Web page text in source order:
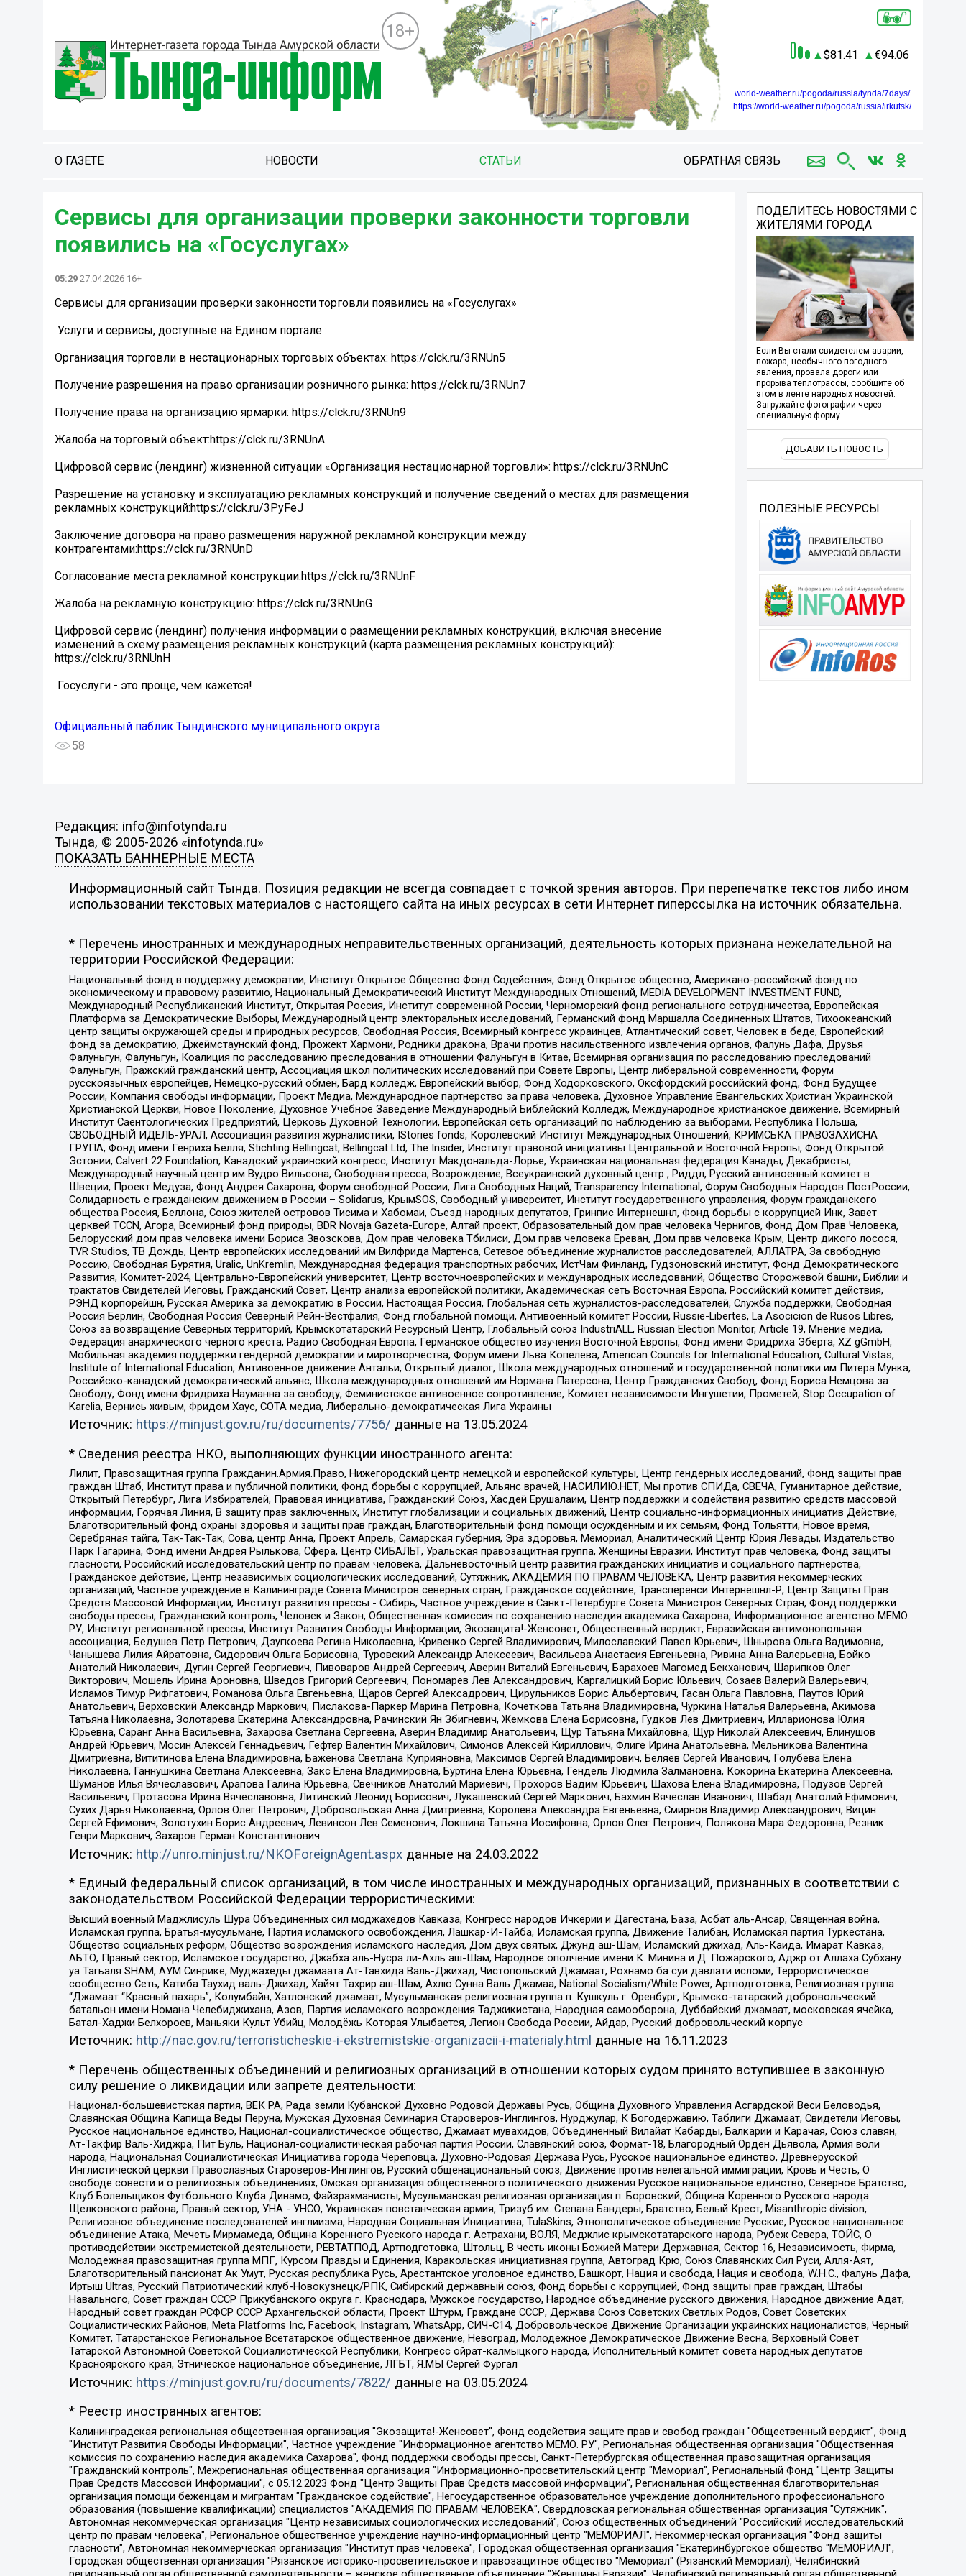
18+
81.41 94.06
world-weather.ru/pogoda/russia/tynda/7days/
https://world-weather.ru/pogoda/russia/irkutsk/
О ГАЗЕТЕ НОВОСТИ СТАТЬИ ОБРАТНАЯ СВЯЗЬ
Сервисы для организации проверки законности торговли
появились на «Госуслугах»
05:29 27.04.2026 16+
Сервисы для организации проверки законности торговли появились на «Госуслугах»
️ Услуги и сервисы, доступные на Едином портале :
Организация торговли в нестационарных торговых объектах: https://clck.ru/3RNUn5
Получение разрешения на право организации розничного рынка: https://clck.ru/3RNUn7
Получение права на организацию ярмарки: https://clck.ru/3RNUn9
Жалоба на торговый объект:https://clck.ru/3RNUnA
Цифровой сервис (лендинг) жизненной ситуации «Организация нестационарной торговли»: https://clck.ru/3RNUnC
Разрешение на установку и эксплуатацию рекламных конструкций и получение сведений о местах для размещения
рекламных конструкций:https://clck.ru/3PyFeJ
Заключение договора на право размещения наружной рекламной конструкции между
контрагентами:https://clck.ru/3RNUnD
Согласование места рекламной конструкции:https://clck.ru/3RNUnF
Жалоба на рекламную конструкцию: https://clck.ru/3RNUnG
Цифровой сервис (лендинг) получения информации о размещении рекламных конструкций, включая внесение
изменений в схему размещения рекламных конструкций (карта размещения рекламных конструкций):
https://clck.ru/3RNUnH
️ Госуслуги - это проще, чем кажется!
Официальный паблик Тындинского муниципального округа
58
ПОДЕЛИТЕСЬ НОВОСТЯМИ С
ЖИТЕЛЯМИ ГОРОДА
Если Вы стали свидетелем аварии,
пожара, необычного погодного
явления, провала дороги или
прорыва теплотрассы, сообщите об
этом в ленте народных новостей.
Загружайте фотографии через
специальную форму.
ДОБАВИТЬ НОВОСТЬ
ПОЛЕЗНЫЕ РЕСУРСЫ
Редакция: info@infotynda.ru
Тында, © 2005-2026 «infotynda.ru»
ПОКАЗАТЬ БАННЕРНЫЕ МЕСТА
Информационный сайт Тында. Позиция редакции не всегда совпадает с точкой зрения авторов. При перепечатке текстов либо ином
использовании текстовых материалов с настоящего сайта на иных ресурсах в сети Интернет гиперссылка на источник обязательна.
* Перечень иностранных и международных неправительственных организаций, деятельность которых признана нежелательной на
территории Российской Федерации:
Национальный фонд в поддержку демократии, Институт Открытое Общество Фонд Содействия, Фонд Открытое общество, Американо-российский фонд по
экономическому и правовому развитию, Национальный Демократический Институт Международных Отношений, MEDIA DEVELOPMENT INVESTMENT FUND,
Международный Республиканский Институт, Открытая Россия, Институт современной России, Черноморский фонд регионального сотрудничества, Европейская
Платформа за Демократические Выборы, Международный центр электоральных исследований, Германский фонд Маршалла Соединенных Штатов, Тихоокеанский
центр защиты окружающей среды и природных ресурсов, Свободная Россия, Всемирный конгресс украинцев, Атлантический совет, Человек в беде, Европейский
фонд за демократию, Джеймстаунский фонд, Прожект Хармони, Родники дракона, Врачи против насильственного извлечения органов, Фалунь Дафа, Друзья
Фалуньгун, Фалуньгун, Коалиция по расследованию преследования в отношении Фалуньгун в Китае, Всемирная организация по расследованию преследований
Фалуньгун, Пражский гражданский центр, Ассоциация школ политических исследований при Совете Европы, Центр либеральной современности, Форум
русскоязычных европейцев, Немецко-русский обмен, Бард колледж, Европейский выбор, Фонд Ходорковского, Оксфордский российский фонд, Фонд Будущее
России, Компания свободы информации, Проект Медиа, Международное партнерство за права человека, Духовное Управление Евангельских Христиан Украинской
Христианской Церкви, Новое Поколение, Духовное Учебное Заведение Международный Библейский Колледж, Международное христианское движение, Всемирный
Институт Саентологических Предприятий, Церковь Духовной Технологии, Европейская сеть организаций по наблюдению за выборами, Республика Польша,
СВОБОДНЫЙ ИДЕЛЬ-УРАЛ, Ассоциация развития журналистики, IStories fonds, Королевский Институт Международных Отношений, КРИМСЬКА ПРАВОЗАХИСНА
ГРУПА, Фонд имени Генриха Бёлля, Stichting Bellingcat, Bellingcat Ltd, The Insider, Институт правовой инициативы Центральной и Восточной Европы, Фонд Открытой
Эстонии, Calvert 22 Foundation, Канадский украинский конгресс, Институт Макдональда-Лорье, Украинская национальная федерация Канады, Декабристы,
Международный научный центр им Вудро Вильсона, Свободная пресса, Возрождение, Всеукраинский духовный центр , Риддл, Русский антивоенный комитет в
Швеции, Проект Медуза, Фонд Андрея Сахарова, Форум свободной России, Лига Свободных Наций, Transparеncy International, Форум Свободных Народов ПостРоссии,
Солидарность с гражданским движением в России – Solidarus, КрымSOS, Свободный университет, Институт государственного управления, Форум гражданского
общества Россия, Беллона, Союз жителей островов Тисима и Хабомаи, Съезд народных депутатов, Гринпис Интернешнл, Фонд борьбы с коррупцией Инк, Завет
церквей TCCN, Агора, Всемирный фонд природы, BDR Novaja Gazeta-Europe, Алтай проект, Образовательный дом прав человека Чернигов, Фонд Дом Прав Человека,
Белорусский дом прав человека имени Бориса Звозскова, Дом прав человека Тбилиси, Дом прав человека Ереван, Дом прав человека Крым, Центр дикого лосося,
TVR Studios, ТВ Дождь, Центр европейских исследований им Вилфрида Мартенса, Сетевое объединение журналистов расследователей, АЛЛАТРА, За свободную
Россию, Свободная Бурятия, Uralic, UnKremlin, Международная федерация транспортных рабочих, ИстЧам Финланд, Гудзоновский институт, Фонд Демократического
Развития, Комитет-2024, Центрально-Европейский университет, Центр восточноевропейских и международных исследований, Общество Сторожевой башни, Библии и
трактатов Свидетелей Иеговы, Гражданский Совет, Центр анализа европейской политики, Академическая сеть Восточная Европа, Российский комитет действия,
РЭНД корпорейшн, Русская Америка за демократию в России, Настоящая Россия, Глобальная сеть журналистов-расследователей, Служба поддержки, Свободная
Россия Берлин, Свободная Россия Северный Рейн-Вестфалия, Фонд глобальной помощи, Антивоенный комитет России, Russie-Libertes, La Asocicion de Rusos Libres,
Союз за возвращение Северных территорий, Крымскотатарский Ресурсный Центр, Глобальный союз IndustriALL, Russian Election Monitor, Article 19, Мнение медиа,
Федерация анархического черного креста, Радио Свободная Европа, Германское общество изучения Восточной Европы, Фонд имени Фридриха Эберта, XZ gGmbH,
Мобильная академия поддержки гендерной демократии и миротворчества, Форум имени Льва Копелева, American Councils for International Education, Cultural Vistas,
Institute of International Education, Антивоенное движение Антальи, Открытый диалог, Школа международных отношений и государственной политики им Питера Мунка,
Российско-канадский демократический альянс, Школа международных отношений им Нормана Патерсона, Центр Гражданских Свобод, Фонд Бориса Немцова за
Свободу, Фонд имени Фридриха Науманна за свободу, Феминистское антивоенное сопротивление, Комитет независимости Ингушетии, Прометей, Stop Occupation of
Karelia, Вернись живым, Фридом Хаус, СОТА медиа, Либерально-демократическая Лига Украины
Источник: https://minjust.gov.ru/ru/documents/7756/ данные на 13.05.2024
* Сведения реестра НКО, выполняющих функции иностранного агента:
Лилит, Правозащитная группа Гражданин.Армия.Право, Нижегородский центр немецкой и европейской культуры, Центр гендерных исследований, Фонд защиты прав
граждан Штаб, Институт права и публичной политики, Фонд борьбы с коррупцией, Альянс врачей, НАСИЛИЮ.НЕТ, Мы против СПИДа, СВЕЧА, Гуманитарное действие,
Открытый Петербург, Лига Избирателей, Правовая инициатива, Гражданский Союз, Хасдей Ерушалаим, Центр поддержки и содействия развитию средств массовой
информации, Горячая Линия, В защиту прав заключенных, Институт глобализации и социальных движений, Центр социально-информационных инициатив Действие,
Благотворительный фонд охраны здоровья и защиты прав граждан, Благотворительный фонд помощи осужденным и их семьям, Фонд Тольятти, Новое время,
Серебряная тайга, Так-Так-Так, Сова, центр Анна, Проект Апрель, Самарская губерния, Эра здоровья, Мемориал, Аналитический Центр Юрия Левады, Издательство
Парк Гагарина, Фонд имени Андрея Рылькова, Сфера, Центр СИБАЛЬТ, Уральская правозащитная группа, Женщины Евразии, Институт прав человека, Фонд защиты
гласности, Российский исследовательский центр по правам человека, Дальневосточный центр развития гражданских инициатив и социального партнерства,
Гражданское действие, Центр независимых социологических исследований, Сутяжник, АКАДЕМИЯ ПО ПРАВАМ ЧЕЛОВЕКА, Центр развития некоммерческих
организаций, Частное учреждение в Калининграде Совета Министров северных стран, Гражданское содействие, Трансперенси Интернешнл-Р, Центр Защиты Прав
Средств Массовой Информации, Институт развития прессы - Сибирь, Частное учреждение в Санкт-Петербурге Совета Министров Северных Стран, Фонд поддержки
свободы прессы, Гражданский контроль, Человек и Закон, Общественная комиссия по сохранению наследия академика Сахарова, Информационное агентство МЕМО.
РУ, Институт региональной прессы, Институт Развития Свободы Информации, Экозащита!-Женсовет, Общественный вердикт, Евразийская антимонопольная
ассоциация, Бедушев Петр Петрович, Дзугкоева Регина Николаевна, Кривенко Сергей Владимирович, Милославский Павел Юрьевич, Шнырова Ольга Вадимовна,
Чанышева Лилия Айратовна, Сидорович Ольга Борисовна, Туровский Александр Алексеевич, Васильева Анастасия Евгеньевна, Ривина Анна Валерьевна, Бойко
Анатолий Николаевич, Дугин Сергей Георгиевич, Пивоваров Андрей Сергеевич, Аверин Виталий Евгеньевич, Барахоев Магомед Бекханович, Шарипков Олег
Викторович, Мошель Ирина Ароновна, Шведов Григорий Сергеевич, Пономарев Лев Александрович, Каргалицкий Борис Юльевич, Созаев Валерий Валерьевич,
Исламов Тимур Рифгатович, Романова Ольга Евгеньевна, Щаров Сергей Алексадрович, Цирульников Борис Альбертович, Гасан Ольга Павловна, Паутов Юрий
Анатольевич, Верховский Александр Маркович, Пислакова-Паркер Марина Петровна, Кочеткова Татьяна Владимировна, Чуркина Наталья Валерьевна, Акимова
Татьяна Николаевна, Золотарева Екатерина Александровна, Рачинский Ян Збигневич, Жемкова Елена Борисовна, Гудков Лев Дмитриевич, Илларионова Юлия
Юрьевна, Саранг Анна Васильевна, Захарова Светлана Сергеевна, Аверин Владимир Анатольевич, Щур Татьяна Михайловна, Щур Николай Алексеевич, Блинушов
Андрей Юрьевич, Мосин Алексей Геннадьевич, Гефтер Валентин Михайлович, Симонов Алексей Кириллович, Флиге Ирина Анатольевна, Мельникова Валентина
Дмитриевна, Вититинова Елена Владимировна, Баженова Светлана Куприяновна, Максимов Сергей Владимирович, Беляев Сергей Иванович, Голубева Елена
Николаевна, Ганнушкина Светлана Алексеевна, Закс Елена Владимировна, Буртина Елена Юрьевна, Гендель Людмила Залмановна, Кокорина Екатерина Алексеевна,
Шуманов Илья Вячеславович, Арапова Галина Юрьевна, Свечников Анатолий Мариевич, Прохоров Вадим Юрьевич, Шахова Елена Владимировна, Подузов Сергей
Васильевич, Протасова Ирина Вячеславовна, Литинский Леонид Борисович, Лукашевский Сергей Маркович, Бахмин Вячеслав Иванович, Шабад Анатолий Ефимович,
Сухих Дарья Николаевна, Орлов Олег Петрович, Добровольская Анна Дмитриевна, Королева Александра Евгеньевна, Смирнов Владимир Александрович, Вицин
Сергей Ефимович, Золотухин Борис Андреевич, Левинсон Лев Семенович, Локшина Татьяна Иосифовна, Орлов Олег Петрович, Полякова Мара Федоровна, Резник
Генри Маркович, Захаров Герман Константинович
Источник: http://unro.minjust.ru/NKOForeignAgent.aspxданные на 24.03.2022
* Единый федеральный список организаций, в том числе иностранных и международных организаций, признанных в соответствии с
законодательством Российской Федерации террористическими:
Высший военный Маджлисуль Шура Объединенных сил моджахедов Кавказа, Конгресс народов Ичкерии и Дагестана, База, Асбат аль-Ансар, Священная война,
Исламская группа, Братья-мусульмане, Партия исламского освобождения, Лашкар-И-Тайба, Исламская группа, Движение Талибан, Исламская партия Туркестана,
Общество социальных реформ, Общество возрождения исламского наследия, Дом двух святых, Джунд аш-Шам, Исламский джихад, Аль-Каида, Имарат Кавказ,
АБТО, Правый сектор, Исламское государство, Джабха аль-Нусра ли-Ахль аш-Шам, Народное ополчение имени К. Минина и Д. Пожарского, Аджр от Аллаха Субхану
уа Тагьаля SHAM, АУМ Синрике, Муджахеды джамаата Ат-Тавхида Валь-Джихад, Чистопольский Джамаат, Рохнамо ба суи давлати исломи, Террористическое
сообщество Сеть, Катиба Таухид валь-Джихад, Хайят Тахрир аш-Шам, Ахлю Сунна Валь Джамаа, National Socialism/White Power, Артподготовка, Религиозная группа
“Джамаат “Красный пахарь”, Колумбайн, Хатлонский джамаат, Мусульманская религиозная группа п. Кушкуль г. Оренбург, Крымско-татарский добровольческий
батальон имени Номана Челебиджихана, Азов, Партия исламского возрождения Таджикистана, Народная самооборона, Дуббайский джамаат, московская ячейка,
Батал-Хаджи Белхороев, Маньяки Культ Убийц, Молодёжь Которая Улыбается, Легион Свобода России, Айдар, Русский добровольческий корпус
Источник: http://nac.gov.ru/terroristicheskie-i-ekstremistskie-organizacii-i-materialy.html данные на 16.11.2023
* Перечень общественных объединений и религиозных организаций в отношении которых судом принято вступившее в законную
силу решение о ликвидации или запрете деятельности:
Национал-большевистская партия, ВЕК РА, Рада земли Кубанской Духовно Родовой Державы Русь, Община Духовного Управления Асгардской Веси Беловодья,
Славянская Община Капища Веды Перуна, Мужская Духовная Семинария Староверов-Инглингов, Нурджулар, К Богодержавию, Таблиги Джамаат, Свидетели Иеговы,
Русское национальное единство, Национал-социалистическое общество, Джамаат мувахидов, Объединенный Вилайат Кабарды, Балкарии и Карачая, Союз славян,
Ат-Такфир Валь-Хиджра, Пит Буль, Национал-социалистическая рабочая партия России, Славянский союз, Формат-18, Благородный Орден Дьявола, Армия воли
народа, Национальная Социалистическая Инициатива города Череповца, Духовно-Родовая Держава Русь, Русское национальное единство, Древнерусской
Инглистической церкви Православных Староверов-Инглингов, Русский общенациональный союз, Движение против нелегальной иммиграции, Кровь и Честь, О
свободе совести и о религиозных объединениях, Омская организация общественного политического движения Русское национальное единство, Северное Братство,
Клуб Болельщиков Футбольного Клуба Динамо, Файзрахманисты, Мусульманская религиозная организация п. Боровский, Община Коренного Русского народа
Щелковского района, Правый сектор, УНА - УНСО, Украинская повстанческая армия, Тризуб им. Степана Бандеры, Братство, Белый Крест, Misanthropic division,
Религиозное объединение последователей инглиизма, Народная Социальная Инициатива, TulaSkins, Этнополитическое объединение Русские, Русское национальное
объединение Атака, Мечеть Мирмамеда, Община Коренного Русского народа г. Астрахани, ВОЛЯ, Меджлис крымскотатарского народа, Рубеж Севера, ТОЙС, О
противодействии экстремистской деятельности, РЕВТАТПОД, Артподготовка, Штольц, В честь иконы Божией Матери Державная, Сектор 16, Независимость, Фирма,
Молодежная правозащитная группа МПГ, Курсом Правды и Единения, Каракольская инициативная группа, Автоград Крю, Союз Славянских Сил Руси, Алля-Аят,
Благотворительный пансионат Ак Умут, Русская республика Русь, Арестантское уголовное единство, Башкорт, Нация и свобода, Нация и свобода, W.H.С., Фалунь Дафа,
Иртыш Ultras, Русский Патриотический клуб-Новокузнецк/РПК, Сибирский державный союз, Фонд борьбы с коррупцией, Фонд защиты прав граждан, Штабы
Навального, Совет граждан СССР Прикубанского округа г. Краснодара, Мужское государство, Народное объединение русского движения, Народное движение Адат,
Народный совет граждан РСФСР СССР Архангельской области, Проект Штурм, Граждане СССР, Держава Союз Советских Светлых Родов, Совет Советских
Социалистических Районов, Meta Platforms Inc, Facebook, Instagram, WhatsApp, СИЧ-С14, Добровольческое Движение Организации украинских националистов, Черный
Комитет, Татарстанское Региональное Всетатарское общественное движение, Невоград, Молодежное Демократическое Движение Весна, Верховный Совет
Татарской Автономной Советской Социалистической Республики, Конгресс ойрат-калмыцкого народа, Исполнительный комитет совета народных депутатов
Красноярского края, Этническое национальное объединение, ЛГБТ, Я.МЫ Сергей Фургал
Источник: https://minjust.gov.ru/ru/documents/7822/ данные на 03.05.2024
* Реестр иностранных агентов:
Калининградская региональная общественная организация "Экозащита!-Женсовет", Фонд содействия защите прав и свобод граждан "Общественный вердикт", Фонд "Институт Развития Свободы Информации", Частное учреждение "Информационное агентство МЕМО. РУ", Региональная общественная организация "Общественная комиссия по сохранению наследия академика Сахарова", Фонд поддержки свободы прессы, Санкт-Петербургская общественная правозащитная организация "Гражданский контроль", Межрегиональная общественная организация "Информационно-просветительский центр "Мемориал", Региональный Фонд "Центр Защиты Прав Средств Массовой Информации", с 05.12.2023 Фонд "Центр Защиты Прав Средств массовой информации", Региональная общественная благотворительная организация помощи беженцам и мигрантам "Гражданское содействие", Негосударственное образовательное учреждение дополнительного профессионального образования (повышение квалификации) специалистов "АКАДЕМИЯ ПО ПРАВАМ ЧЕЛОВЕКА", Свердловская региональная общественная организация "Сутяжник", Автономная некоммерческая организация "Центр независимых социологических исследований", Союз общественных объединений "Российский исследовательский центр по правам человека", Региональное общественное учреждение научно-информационный центр "МЕМОРИАЛ", Некоммерческая организация "Фонд защиты гласности", Автономная некоммерческая организация "Институт прав человека", Городская общественная организация "Екатеринбургское общество "МЕМОРИАЛ", Городская общественная организация "Рязанское историко-просветительское и правозащитное общество "Мемориал" (Рязанский Мемориал), Челябинский региональный орган общественной самодеятельности – женское общественное объединение "Женщины Евразии", Челябинский региональный орган общественной самодеятельности "Уральская правозащитная группа", Фонд содействия защите здоровья и социальной справедливости имени Андрея Рылькова, Автономная Некоммерческая Организация "Аналитический Центр Юрия Левады", Автономная некоммерческая организация социальной поддержки населения "Проект Апрель", Региональная общественная организация помощи женщинам и детям, находящимся в кризисной ситуации "Информационно-методический центр "Анна", Фонд содействия развитию массовых коммуникаций и правовому просвещению "Так-так-Так", Фонд содействия устойчивому развитию "Серебряная тайга", Свердловский региональный общественный фонд социальных проектов "Новое время", "Idel.Реалии", Кавказ.Реалии, Крым.Реалии, Телеканал Настоящее Время, Татаро-башкирская служба Радио Свобода (Azatliq Radiosi), Радио Свободная Европа/Радио Свобода (PCE/PC), "Сибирь.Реалии", "Фактограф", Благотворительный фонд помощи осужденным и их семьям, Автономная некоммерческая организация "Институт глобализации и социальных движений", Фонд "В защиту прав заключенных", Частное учреждение "Центр поддержки и содействия развитию средств массовой информации", Пензенский региональный общественный благотворительный фонд "Гражданский союз", "Север.Реалии", Некоммерческая организация Фонд "Правовая инициатива", Общество с ограниченной ответственностью "Радио Свободная Европа/Радио Свобода", Чешское информационное агентство "MEDIUM-ORIENT", Красноярская региональная общественная организация "Мы против СПИДа", Камалягин Денис Николаевич, Маркелов Сергей Евгеньевич, Пономарев Лев Александрович, Савицкая Людмила Алексеевна, Автономная некоммерческая организация "Центр по работе с проблемой насилия "НАСИЛИЮ.НЕТ", Межрегиональный профессиональный союз работников здравоохранения "Альянс врачей", Юридическое лицо, зарегистрированное в Латвийской Республике, SIA "Medusa Project" (регистрационный номер 40103797863, дата регистрации 10.06.2014), Некоммерческая организация "Фонд по борьбе с коррупцией", Автономная некоммерческая организация "Институт права и публичной политики", Баданин Роман Сергеевич, Гликин Максим Александрович, Железнова Мария Михайловна, Лукьянова Юлия Сергеевна, Маетная Елизавета Витальевна, Маняхин Петр Борисович, Чуракова Ольга Владимировна, Ярош Юлия Петровна, Юридическое лицо "The Insider SIA", зарегистрированное в Риге, Латвийская Республика (дата регистрации 26.06.2015), являющееся администратором доменного имени интернет-издания "The Insider SIA", https://theins.ru, Постернак Алексей Евгеньевич, Рубин Михаил Аркадьевич, Анин Роман Александрович, Юридическое лицо Istories fonds, зарегистрированное в Латвийской Республике (регистрационный номер 50008295751, дата регистрации 24.02.2020), Великовский Дмитрий Александрович, Долинина Ирина Николаевна, Мароховская Алеся Алексеевна, Шлейнов Роман Юрьевич, Шмагун Олеся Валентиновна, Общество с ограниченной ответственностью "Альтаир 2021", Общество с ограниченной ответственностью "Вега 2021", Общество с ограниченной ответственностью "Главный редактор 2021", Общество с ограниченной ответственностью "Ромашки монолит", Важенков Артем Валерьевич, Ивановская областная общественная организация "Центр гендерных исследований", Гурман Юрий Альбертович, Медиапроект "ОВД-Инфо", Егоров Владимир Владимирович, Жилинский Владимир Александрович, Общество с ограниченной ответственностью "ЗП", Иванова София Юрьевна, Карезина Инна Павловна, Кильтау Екатерина Викторовна, Петров Алексей Викторович, Пискунов Сергей Евгеньевич, Смирнов Сергей Сергеевич, Тихонов Михаил Сергеевич, Общество с ограниченной ответственностью "ЖУРНАЛИСТ-ИНОСТРАННЫЙ АГЕНТ", Арапова Галина Юрьевна, Вольтская Татьяна Анатольевна, Американская компания "Mason G.E.S. Anonymous Foundation" (США), являющаяся владельцем интернет-издания https://mnews.world/, Компания "Stichting Bellingcat", зарегистрированная в Нидерландах (дата регистрации 11.07.2018), Захаров Андрей Вячеславович, Клепиковская Екатерина Дмитриевна, Общество с ограниченной ответственностью "МЕМО", Перл Роман Александрович, Симонов Евгений Алексеевич, Соловьева Елена Анатольевна, Сотников Даниил Владимирович, Сурначева Елизавета Дмитриевна, Автономная некоммерческая организация по защите прав человека и информированию населения "Якутия – Наше Мнение", Общество с ограниченной ответственностью "Москоу диджитал медиа", с 26.01.2023 Общество с ограниченной ответственностью "Чайка Белые сады", Ветошкина Валерия Валерьевна, Заговора Максим Александрович, Межрегиональное общественное движение "Российская ЛГБТ - сеть", Оленичев Максим Владимирович, Павлов Иван Юрьевич, Скворцова Елена Сергеевна, Общество с ограниченной ответственностью "Как бы инагент", Кочетков Игорь Викторович, Общество с ограниченной ответственностью "Честные выборы", Еланчик Олег Александрович, Общество с ограниченной ответственностью "Нобелевский призыв", Гималова Регина Эмилевна, Григорьев Андрей Валерьевич, Григорьева Алина Александровна, Ассоциация по содействию защите прав призывников, альтернативнослужащих и военнослужащих "Правозащитная группа "Гражданин.Армия.Право", Хисамова Регина Фаритовна, Автономная некоммерческая организация по реализации социально-правовых программ "Лилит", Дальневосточное общественное движение "Маяк", Санкт-Петербургская ЛГБТ-инициативная группа "Выход", Инициативная группа ЛГБТ+ "Реверс", Алексеев Андрей Викторович, Бекбулатова Таисия Львовна, Беляев Иван Михайлович, Владыкина Елена Сергеевна, Гельман Марат Александрович, Никульшина Вероника Юрьевна, Толоконникова Надежда Андреевна, Шендерович Виктор Анатольевич, Общество с ограниченной ответственностью "Данное сообщение", Общество с ограниченной ответственностью Издательский дом "Новая глава", Айнбиндер Александра Александровна, Московский комьюнити-центр для ЛГБТ+инициатив, Благотворительный фонд развития филантропии, Deutsche Welle (Германия, Kurt-Schumacher-Strasse 3, 53113 Bonn), Борзунова Мария Михайловна, Воробьев Виктор Викторович, Голубева Анна Львовна, Константинова Алла Михайловна, Малкова Ирина Владимировна, Мурадов Мурад Абдулгалимович, Осетинская Елизавета Николаевна, Понасенков Евгений Николаевич, Ганапольский Матвей Юрьевич, Киселев Евгений Алексеевич, Борухович Ирина Григорьевна, Дремин Иван Тимофеевич, Дубровский Дмитрий Викторович, Красноярская региональная общественная организация поддержки и развития альтернативных образовательных технологий и межкультурных коммуникаций "ИНТЕРРА", Маяковская Екатерина Алексеевна, Фейгин Марк Захарович, Филимонов Андрей Викторович, Дзугкоева Регина Николаевна, Доброхотов Роман Александрович, Дудь Юрий Александрович, Елкин Сергей Владимирович, Кругликов Кирилл Игоревич, Сабунаева Мария Леонидовна, Семенов Алексей Владимирович, Шаинян Карен Багратович, Шульман Екатерина Михайловна, Асафьев Артур Валерьевич, Вахштайн Виктор Семенович, Венедиктов Алексей Алексеевич, Лушникова Екатерина Евгеньевна, Волков Леонид Михайлович, Невзоров Александр Глебович, Пархоменко Сергей Борисович, Сироткин Ярослав Николаевич, Кара-Мурза Владимир Владимирович, Баранова Наталья Владимировна, Гозман Леонид Яковлевич, Кагарлицкий Борис Юльевич, Климарев Михаил Валерьевич, Милов Владимир Станиславович, Автономная некоммерческая организация Краснодарский центр современного искусства "Типография", Моргенштерн Алишер Тагирович, Соболь Любовь Эдуардовна, Общество с ограниченной ответственностью "ЛИЗА НОРМ", Каспаров Гарри Кимович, Ходорковский Михаил Борисович, Общество с ограниченной ответственностью "Апрельские тезисы", Данилович Ирина Брониславовна, Кашин Олег Владимирович, Петров Николай Владимирович, Пивоваров Алексей Владимирович, Соколов Михаил Владимирович, Цветкова Юлия Владимировна, Чичваркин Евгений Александрович, Комитет против пыток/Команда против пыток, Общество с ограниченной ответственностью "Первый научный", Общество с ограниченной ответственностью "Вертолет и ко", Белоцерковская Вероника Борисовна, Кац Максим Евгеньевич, Лазарева Татьяна Юрьевна, Шаведдинов Руслан Табризович, Яшин Илья Валерьевич, Общество с ограниченной ответственностью "Иноагент ААВ", Алешковский Дмитрий Петрович, Альбац Евгения Марковна, Быков Дмитрий Львович, Галямина Юлия Евгеньевна, Лойко Сергей Леонидович, Мартынов Кирилл Константинович, Медведев Сергей Александрович, Крашенинников Федор Геннадиевич, Гордеева Катерина Вл